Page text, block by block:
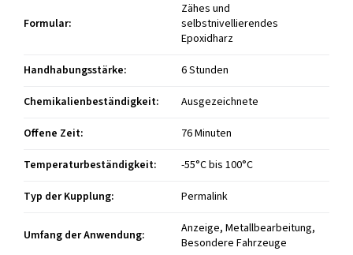
Formular:
Zähes und
selbstnivellierendes
Epoxidharz
Handhabungsstärke:
6 Stunden
Chemikalienbeständigkeit:
Ausgezeichnete
Offene Zeit:
76 Minuten
Temperaturbeständigkeit:
-55°C bis 100°C
Typ der Kupplung: Permalink
Umfang der Anwendung:
Anzeige, Metallbearbeitung,
Besondere Fahrzeuge